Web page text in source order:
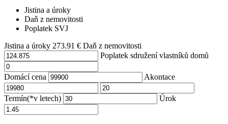
Jistina a úroky
Daň z nemovitosti
Poplatek SVJ
Jistina a úroky 273.91 €Daň z nemovitosti
Poplatek sdružení vlastníků domů
Domácí cena Akontace
Termín(*v letech) Úrok